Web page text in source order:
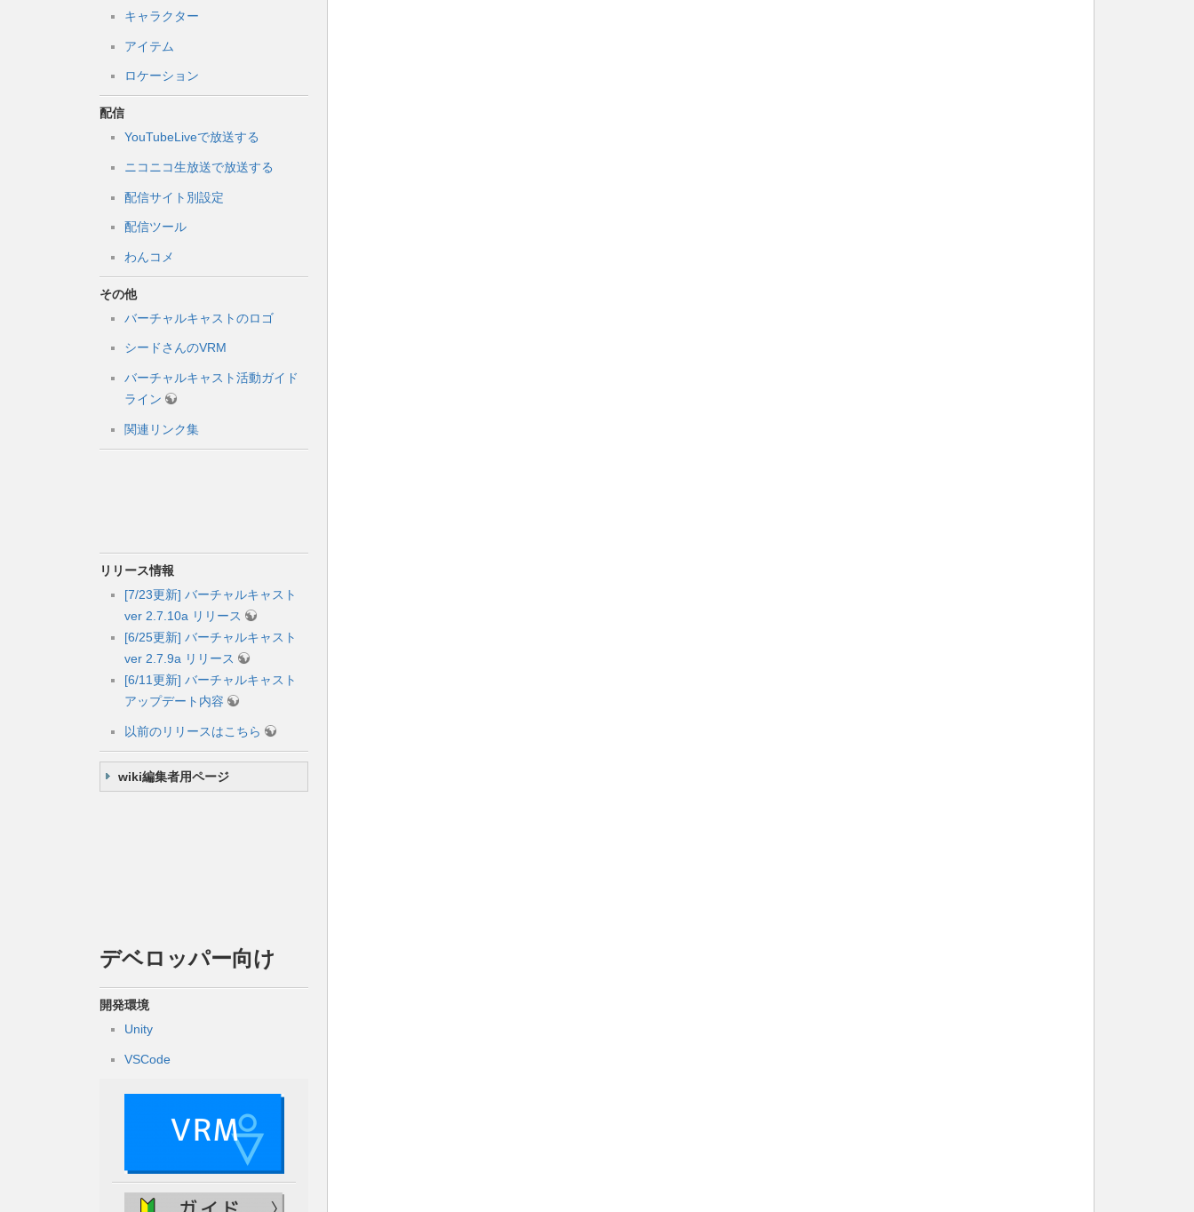
キャラクター
アイテム
ロケーション
配信
YouTubeLiveで放送する
ニコニコ生放送で放送する
配信サイト別設定
配信ツール
わんコメ
その他
バーチャルキャストのロゴ
シードさんのVRM
バーチャルキャスト活動ガイド
ライン
関連リンク集
リリース情報
[7/23更新] バーチャルキャスト
ver 2.7.10a リリース
[6/25更新] バーチャルキャスト
ver 2.7.9a リリース
[6/11更新] バーチャルキャスト
アップデート内容
以前のリリースはこちら
wiki編集者用ページ
デベロッパー向け
開発環境
Unity
VSCode